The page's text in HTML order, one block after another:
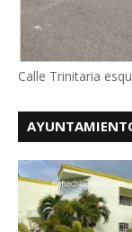
Calle Trinitaria